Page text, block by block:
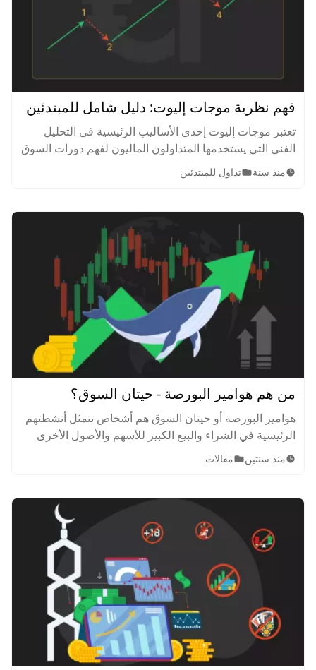
فهم نظرية موجات إليوت: دليل شامل للمبتدئين
تعتبر موجات إليوت إحدى الأساليب الرئيسية في التحليل
الفني التي يستخدمها المتداولون الماليون لفهم دورات السوق
المالية. تعرف على الموجات الدافعة والموجات التصحيحية
وأشهر الأنماط.
منذ سنة تداول للمبتدئين
من هم هوامير البورصة - حيتان السوق؟
هوامير البورصة أو حيتان السوق هم أشخاص تتمثل أنشطتهم
الرئيسية في الشراء والبيع الكبير للأسهم والأصول الأخرى
بهدف تحقيق أرباح كبيرة. يعتمدون على تحليلات مالية دقيقة
واستراتيجيات استثمارية مبنية على الخبرة والمعرفة العميقة
منذ سنتين مقالات